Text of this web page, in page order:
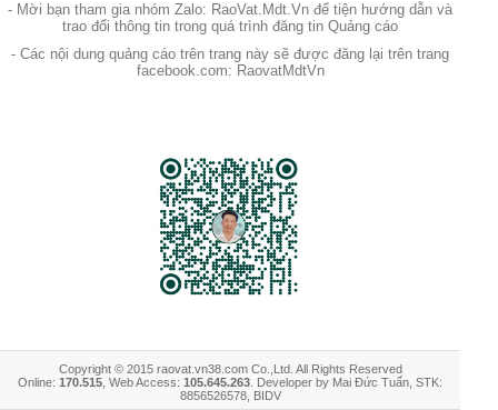
- Mời bạn tham gia nhóm Zalo: RaoVat.Mdt.Vn để tiện hướng dẫn và
trao đổi thông tin trong quá trình đăng tin Quảng cáo
- Các nội dung quảng cáo trên trang này sẽ được đăng lại trên trang
facebook.com: RaovatMdtVn
Copyright © 2015 raovat.vn38.com Co.,Ltd. All Rights Reserved
Online: 170.515 , Web Access: 105.645.263 . Developer by Mai Đức Tuấn, STK:
8856526578, BIDV